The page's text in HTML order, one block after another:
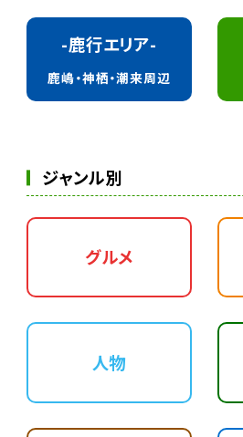
-鹿行エリア-
鹿嶋・神栖・潮来周辺
ジャンル別
グルメ
人物